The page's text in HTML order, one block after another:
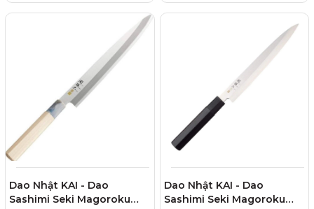
Dao Nhật KAI - Dao
Sashimi Seki Magoroku
Dao Nhật KAI - Dao
Sashimi Seki Magoroku